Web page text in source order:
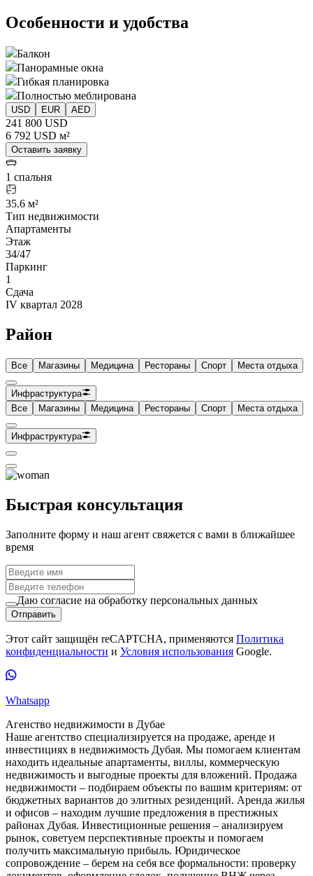
Особенности и удобства
Балкон
Панорамные окна
Гибкая планировка
Полностью меблирована
USD EUR AED
241 800 USD
6 792 USD м²
Оставить заявку
1 спальня
35.6 м²
Тип недвижимости
Апартаменты
Этаж
34/47
Паркинг
1
Сдача
IV квартал 2028
Район
Все Магазины Медицина Рестораны Спорт Места отдыха
Инфраструктура
Все
Магазины Медицина Рестораны Спорт Места отдыха
Инфраструктура
Быстрая консультация
Заполните форму и наш агент свяжется с вами в ближайшее
время
Даю согласие на обработку персональных данных
Отправить
Этот сайт защищён reCAPTCHA, применяются Политика
конфиденциальности и Условия использования Google.
Whatsapp
Агенство недвижимости в Дубае
Наше агентство специализируется на продаже, аренде и
инвестициях в недвижимость Дубая. Мы помогаем клиентам
находить идеальные апартаменты, виллы, коммерческую
недвижимость и выгодные проекты для вложений. Продажа
недвижимости – подбираем объекты по вашим критериям: от
бюджетных вариантов до элитных резиденций. Аренда жилья
и офисов – находим лучшие предложения в престижных
районах Дубая. Инвестиционные решения – анализируем
рынок, советуем перспективные проекты и помогаем
получить максимальную прибыль. Юридическое
сопровождение – берем на себя все формальности: проверку